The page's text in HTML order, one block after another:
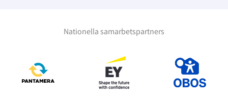
Nationella samarbetspartners